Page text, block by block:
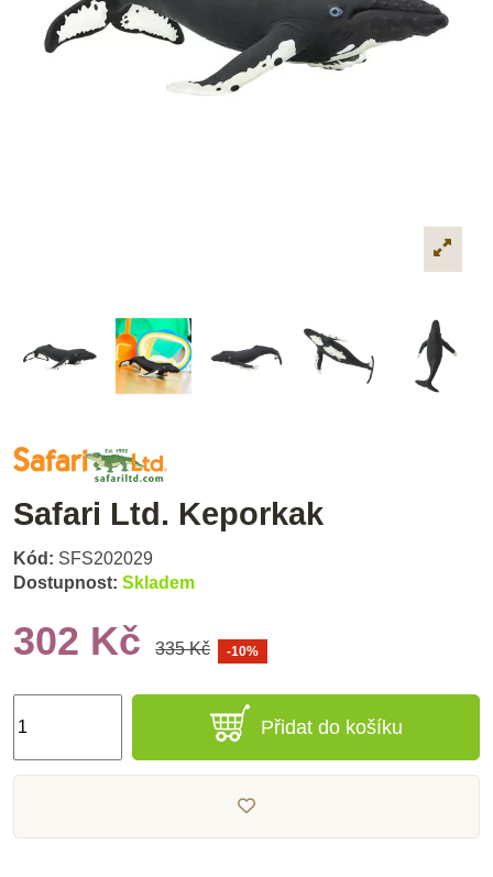
Safari Ltd. Keporkak
Kód: SFS202029
Dostupnost: Skladem
302 Kč 335 Kč -10%
Přidat do košíku